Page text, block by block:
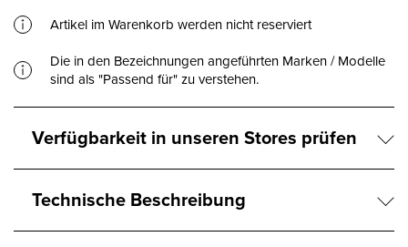
Artikel im Warenkorb werden nicht reserviert
Die in den Bezeichnungen angeführten Marken / Modelle
sind als "Passend für" zu verstehen.
Verfügbarkeit in unseren Stores prüfen
Technische Beschreibung